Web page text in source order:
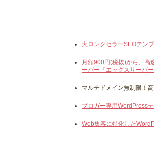
大ロングセラーSEOテン
月額900円(税抜)から、高
ーバー『エックスサーバー
マルチドメイン無制限！
ブロガー専用WordPress
Web集客に特化した